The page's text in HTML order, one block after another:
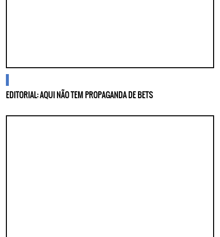
EDITORIAL: AQUI NÃO TEM PROPAGANDA DE BETS